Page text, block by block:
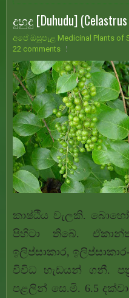
දුහුදු [Duhudu]
අපේ ඔසුපැළ Medicinal Plants of
22 comments
කාෂ්ඨීය වැලකි.
පිහිටා තිබේ.
ඉලිප්සාකාර,
විවිධ හැඩයන් ගනී.
පළලින් සෙ.මි. 6.5